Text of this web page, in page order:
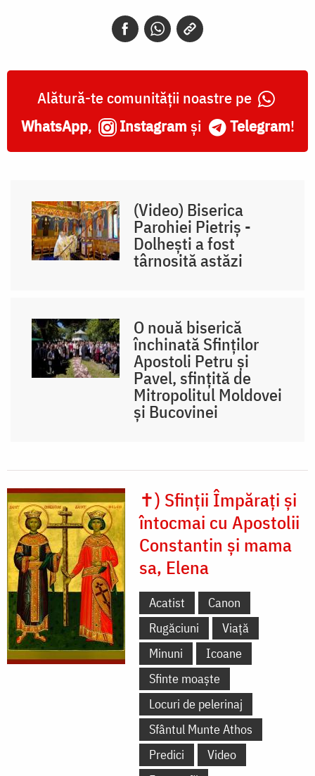
Alătură-te comunității noastre pe
WhatsApp, Instagram și Telegram!
(Video) Biserica
Parohiei Pietriș -
Dolhești a fost
târnosită astăzi
O nouă biserică
închinată Sfinților
Apostoli Petru și
Pavel, sfințită de
Mitropolitul Moldovei
și Bucovinei
✝) Sfinții Împărați și
întocmai cu Apostolii
Constantin și mama
sa, Elena
Acatist
Canon
Rugăciuni
Viață
Minuni
Icoane
Sfinte moaște
Locuri de pelerinaj
Sfântul Munte Athos
Predici
Video